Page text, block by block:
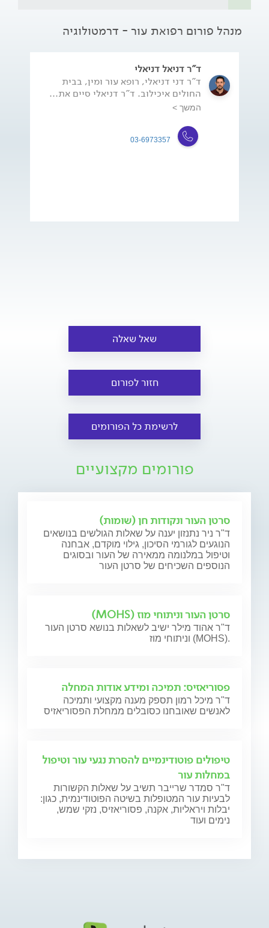
מנהל פורום רפואת עור - דרמטולוגיה
ד"ר דניאל דניאלי
ד"ר דני דניאלי, רופא עור ומין, בבית
החולים איכילוב. ד"ר דניאלי סיים את...
המשך >
03-6973357
שאל שאלה
חזור לפורום
לרשימת כל הפורומים
פורומים מקצועיים
סרטן העור ונקודות חן (שומות)
ד"ר ניר נתנזון יענה על שאלות הגולשים בנושאים
הנוגעים לגורמי הסיכון, גילוי מוקדם, אבחנה
וטיפול במלנומה ממאירה של העור ובסוגים
הנוספים השכיחים של סרטן העור
סרטן העור וניתוחי מוז (MOHS)
ד"ר אהוד מילר ישיב לשאלות בנושא סרטן העור
וניתוחי מוז (MOHS).
פסוריאזיס: תמיכה ומידע אודות המחלה
ד"ר מיכל רמון תספק מענה מקצועי ותמיכה
לאנשים שאובחנו כסובלים ממחלת הפסוריאזיס
טיפולים פוטודינמיים להסרת נגעי עור וטיפול
במחלות עור
ד"ר סמדר שרייבר תשיב על שאלות הקשורות
לבעיות עור המטופלות בשיטה הפוטודינמית, כגון:
יבלות ויראליות, אקנה, פסוריאזיס, נזקי שמש,
נימים ועוד